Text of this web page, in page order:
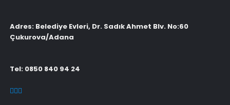
Adres: Belediye Evleri, Dr. Sadık Ahmet Blv. No:60
Çukurova/Adana
Tel: 0850 840 94 24